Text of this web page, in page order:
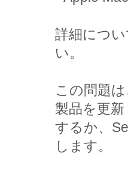
詳細につ
い。
この問題
製品を更新
するか、
します。